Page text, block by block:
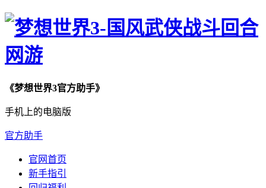
《梦想世界3官方助手》
手机上的电脑版
官方助手
官网首页
新手指引